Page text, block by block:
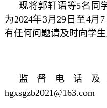
现将郭轩语等5名同
为2024年3月29日至4月
有任何问题请及时向学生
监督电话及邮
hgxsgzb2021@163.com